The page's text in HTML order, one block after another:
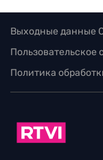
Выходные данные
Пользовательское
Политика